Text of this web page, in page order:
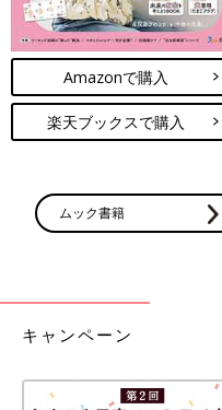
Amazonで購入
楽天ブックスで購入
ムック書籍
キャンペーン